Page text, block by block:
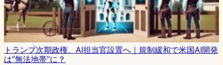
トランプ次期政権、AI担当官設置へ｜規制緩和で米国AI開発
は”無法地帯”に？